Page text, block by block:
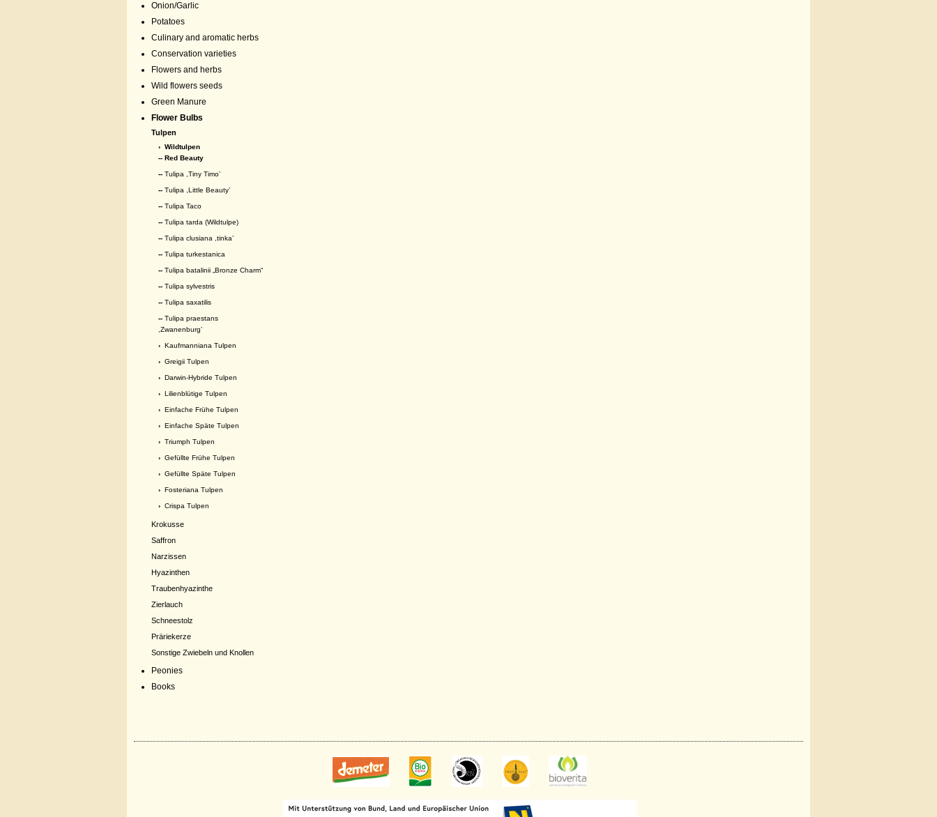
Onion/Garlic
Potatoes
Culinary and aromatic herbs
Conservation varieties
Flowers and herbs
Wild flowers seeds
Green Manure
Flower Bulbs
Tulpen
› Wildtulpen
-- Red Beauty
-- Tulipa ,Tiny Timo’
-- Tulipa ,Little Beauty’
-- Tulipa Taco
-- Tulipa tarda (Wildtulpe)
-- Tulipa clusiana ,tinka’
-- Tulipa turkestanica
-- Tulipa batalinii „Bronze Charm“
-- Tulipa sylvestris
-- Tulipa saxatilis
-- Tulipa praestans
,Zwanenburg’
› Kaufmanniana Tulpen
› Greigii Tulpen
› Darwin-Hybride Tulpen
› Lilienblütige Tulpen
› Einfache Frühe Tulpen
› Einfache Späte Tulpen
› Triumph Tulpen
› Gefüllte Frühe Tulpen
› Gefüllte Späte Tulpen
› Fosteriana Tulpen
› Crispa Tulpen
Krokusse
Saffron
Narzissen
Hyazinthen
Traubenhyazinthe
Zierlauch
Schneestolz
Präriekerze
Sonstige Zwiebeln und Knollen
Peonies
Books